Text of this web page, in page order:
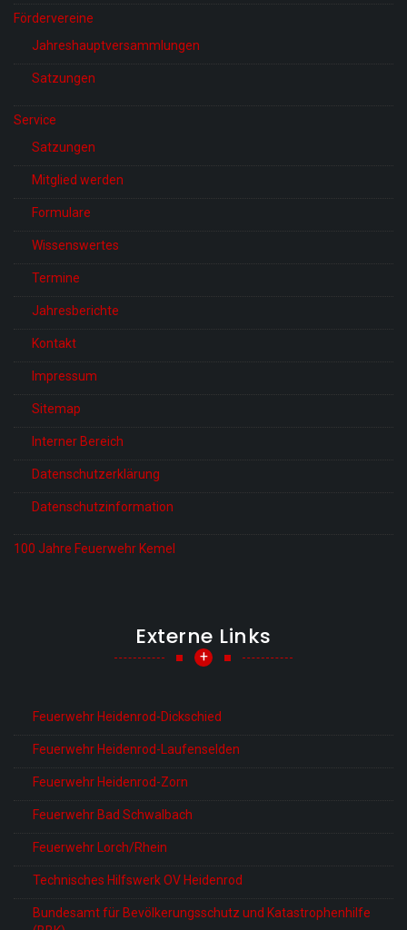
Fördervereine
Jahreshauptversammlungen
Satzungen
Service
Satzungen
Mitglied werden
Formulare
Wissenswertes
Termine
Jahresberichte
Kontakt
Impressum
Sitemap
Interner Bereich
Datenschutzerklärung
Datenschutzinformation
100 Jahre Feuerwehr Kemel
Externe Links
+
Feuerwehr Heidenrod-Dickschied
Feuerwehr Heidenrod-Laufenselden
Feuerwehr Heidenrod-Zorn
Feuerwehr Bad Schwalbach
Feuerwehr Lorch/Rhein
Technisches Hilfswerk OV Heidenrod
Bundesamt für Bevölkerungsschutz und Katastrophenhilfe